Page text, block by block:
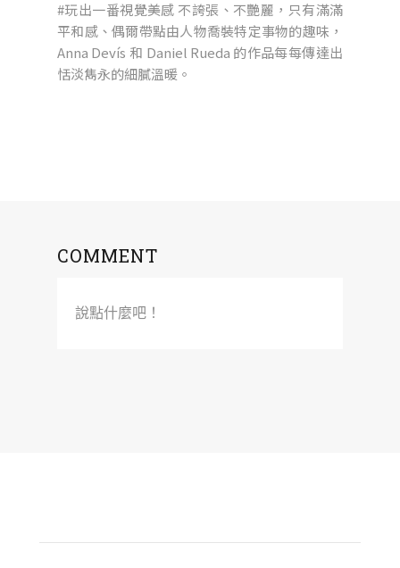
#玩出一番視覺美感 不誇張、不艷麗，只有滿滿
平和感、偶爾帶點由人物喬裝特定事物的趣味，
Anna Devís 和 Daniel Rueda 的作品每每傳達出
恬淡雋永的細膩溫暖。
COMMENT
說點什麼吧！